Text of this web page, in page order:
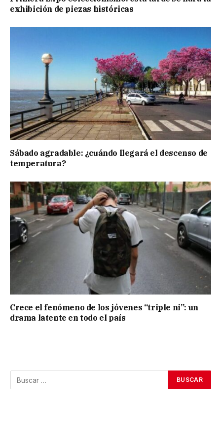
exhibición de piezas históricas
Sábado agradable: ¿cuándo llegará el descenso de
temperatura?
Crece el fenómeno de los jóvenes “triple ni”: un
drama latente en todo el país